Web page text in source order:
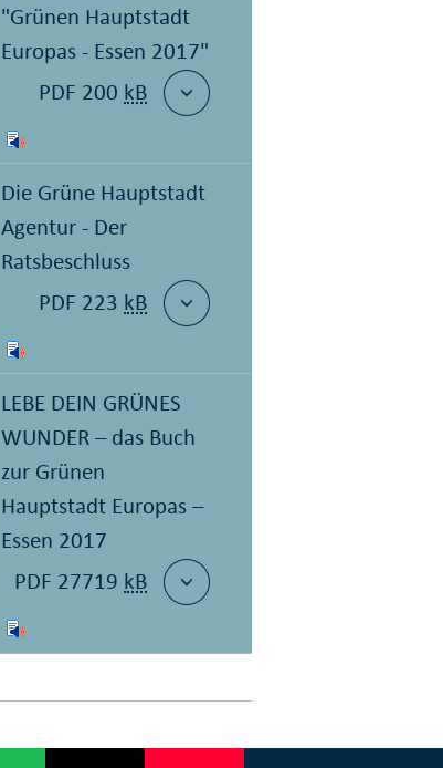
"Grünen Hauptstadt
Europas - Essen 2017"
PDF 200 kB
Die Grüne Hauptstadt
Agentur - Der
Ratsbeschluss
PDF 223 kB
LEBE DEIN GRÜNES
WUNDER – das Buch
zur Grünen
Hauptstadt Europas –
Essen 2017
PDF 27719 kB